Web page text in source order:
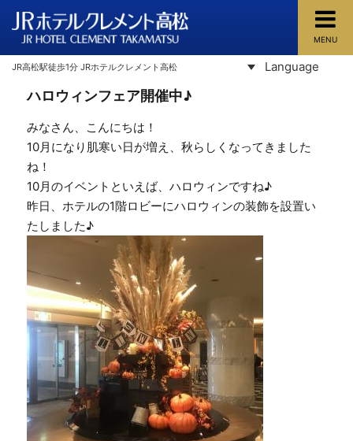
JRホテルクレメント高松
JR高松駅徒歩1分 JRホテルクレメント高松 Language
MENU
ハロウィンフェア開催中♪
みなさん、こんにちは！
10月になり肌寒い日が増え、秋らしくなってきました
ね！
10月のイベントといえば、ハロウィンですね♪
昨日、ホテルの1階ロビーにハロウィンの装飾を設置い
たしました♪